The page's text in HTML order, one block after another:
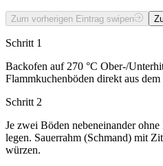
Zum vorherigen Eintrag swipen
Schritt 1
Backofen auf 270 °C Ober-/
Flammkuchenböden direkt aus
Schritt 2
Je zwei Böden nebeneinander
legen. Sauerrahm (Schmand) mit
würzen.